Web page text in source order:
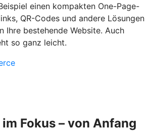
einen kompakten One-Page-
QR-Codes und andere Lösungen
Ihre bestehende Website. Auch
so ganz leicht.
Fokus – von Anfang